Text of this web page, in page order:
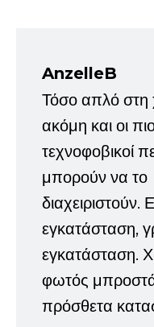
AnzelleB
Τόσο απλό στη
ακόμη και οι
τεχνοφοβικοί
μπορούν να το
διαχειριστούν.
εγκατάσταση,
εγκατάσταση.
φωτός
πρόσθετα